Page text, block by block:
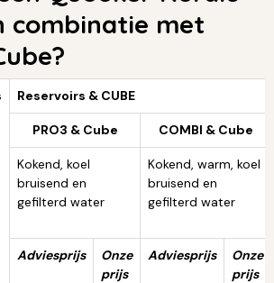
combinatie met
Reservoirs & CUBE
PRO3 & Cube COMBI & Cube
Kokend, koel
bruisend en
gefilterd water
Kokend, warm, koel
bruisend en
gefilterd water
Adviesprijs
Onze
prijs
Adviesprijs
Onze
prijs